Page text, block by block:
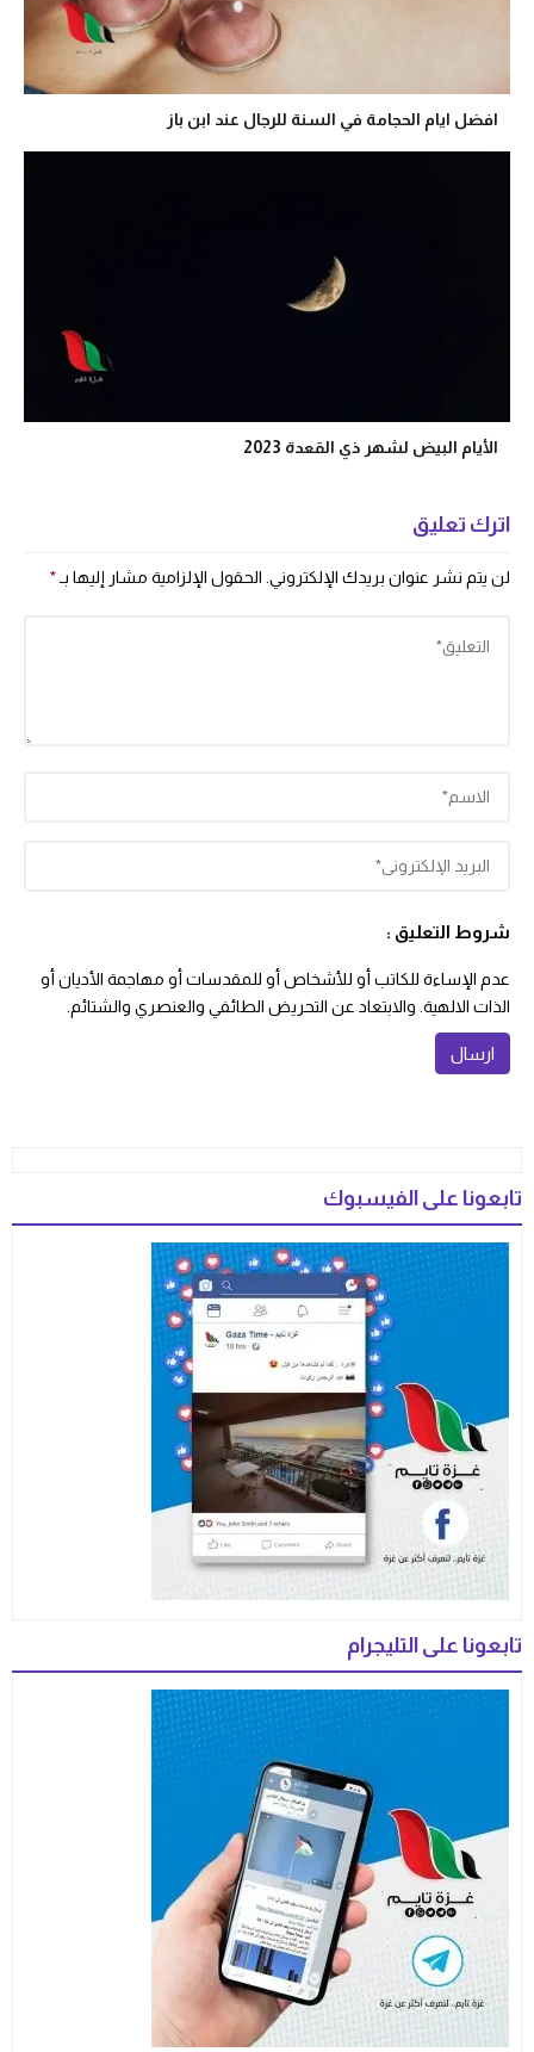
افضل ايام الحجامة في السنة للرجال عند ابن باز
الأيام البيض لشهر ذي القعدة 2023
اترك تعليق
لن يتم نشر عنوان بريدك الإلكتروني. الحقول الإلزامية مشار إليها بـ*
شروط التعليق :
عدم الإساءة للكاتب أو للأشخاص أو للمقدسات أو مهاجمة الأديان أو
الذات الالهية. والابتعاد عن التحريض الطائفي والعنصري والشتائم.
تابعونا على الفيسبوك
تابعونا على التليجرام